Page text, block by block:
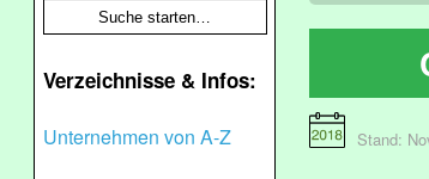
Verzeichnisse & Infos:
Unternehmen von A-Z
Stand: